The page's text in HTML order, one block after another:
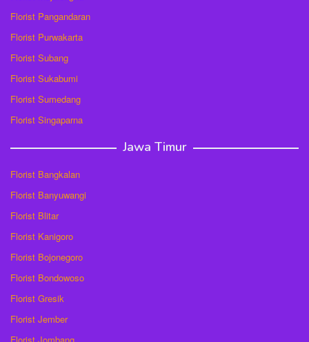
Florist Pangandaran
Florist Purwakarta
Florist Subang
Florist Sukabumi
Florist Sumedang
Florist Singaparna
Jawa Timur
Florist Bangkalan
Florist Banyuwangi
Florist Blitar
Florist Kanigoro
Florist Bojonegoro
Florist Bondowoso
Florist Gresik
Florist Jember